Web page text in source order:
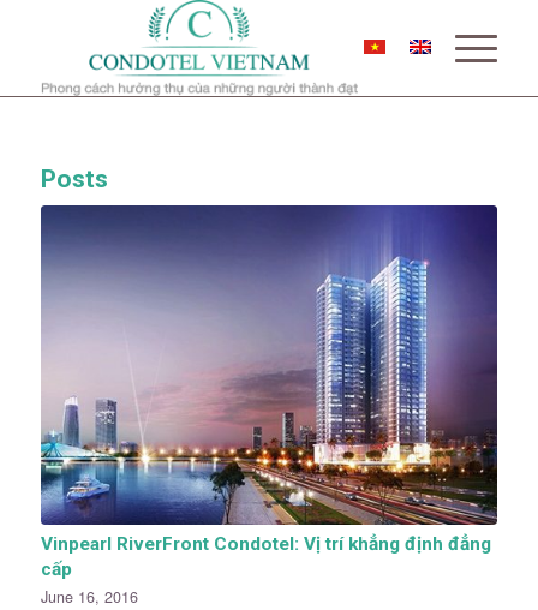
Posts
Vinpearl RiverFront Condotel: Vị trí khẳng định đẳng
cấp
June 16, 2016